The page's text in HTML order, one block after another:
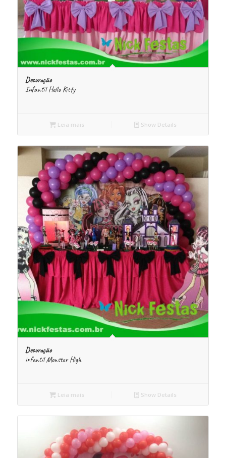
Decoração
Infantil Hello Kitty
Leia mais Show Details
Decoração
infantil Monster High
Leia mais Show Details